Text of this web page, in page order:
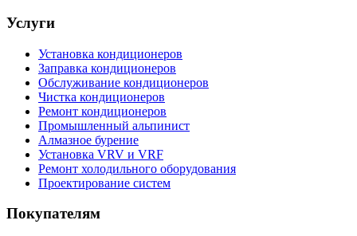
Услуги
Установка кондиционеров
Заправка кондиционеров
Обслуживание кондиционеров
Чистка кондиционеров
Ремонт кондиционеров
Промышленный альпинист
Алмазное бурение
Установка VRV и VRF
Ремонт холодильного оборудования
Проектирование систем
Покупателям